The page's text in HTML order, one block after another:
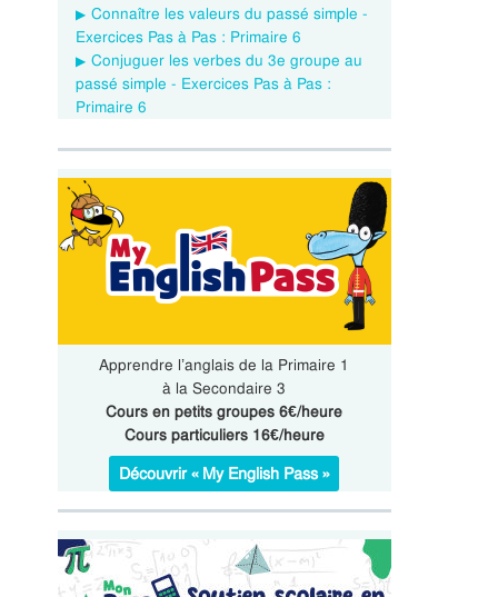
Connaître les valeurs du passé simple -
Exercices Pas à Pas : Primaire 6
Conjuguer les verbes du 3e groupe au
passé simple - Exercices Pas à Pas :
Primaire 6
Apprendre l’anglais de la Primaire 1
à la Secondaire 3
Cours en petits groupes 6€/heure
Cours particuliers 16€/heure
Découvrir « My English Pass »